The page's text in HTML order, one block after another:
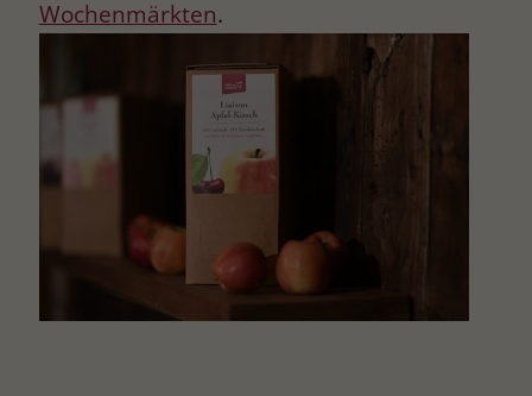
Wochenmärkten.